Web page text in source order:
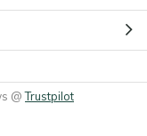
@Trustpilot